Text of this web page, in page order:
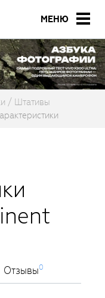
МЕНЮ
Штативы
Отзывы0